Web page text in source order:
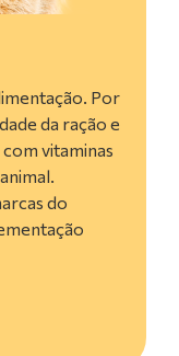
Por
da ração e
vitaminas
do